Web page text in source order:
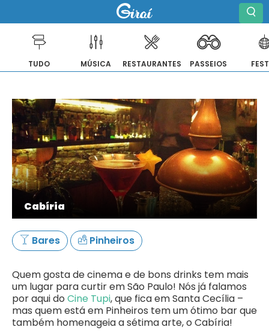
para
o
conteúdo
TUDO MÚSICA RESTAURANTES PASSEIOS
Cabíria
Bares Pinheiros
Quem gosta de cinema e de bons drinks tem mais
um lugar para curtir em São Paulo! Nós já falamos
por aqui do Cine Tupi, que fica em Santa Cecília –
mas quem está em Pinheiros tem um ótimo bar que
também homenageia a sétima arte, o Cabíria!